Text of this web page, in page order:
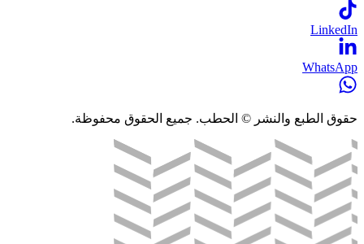
LinkedIn
WhatsApp
حقوق الطبع والنشر © الحطب. جميع الحقوق محفوظة.